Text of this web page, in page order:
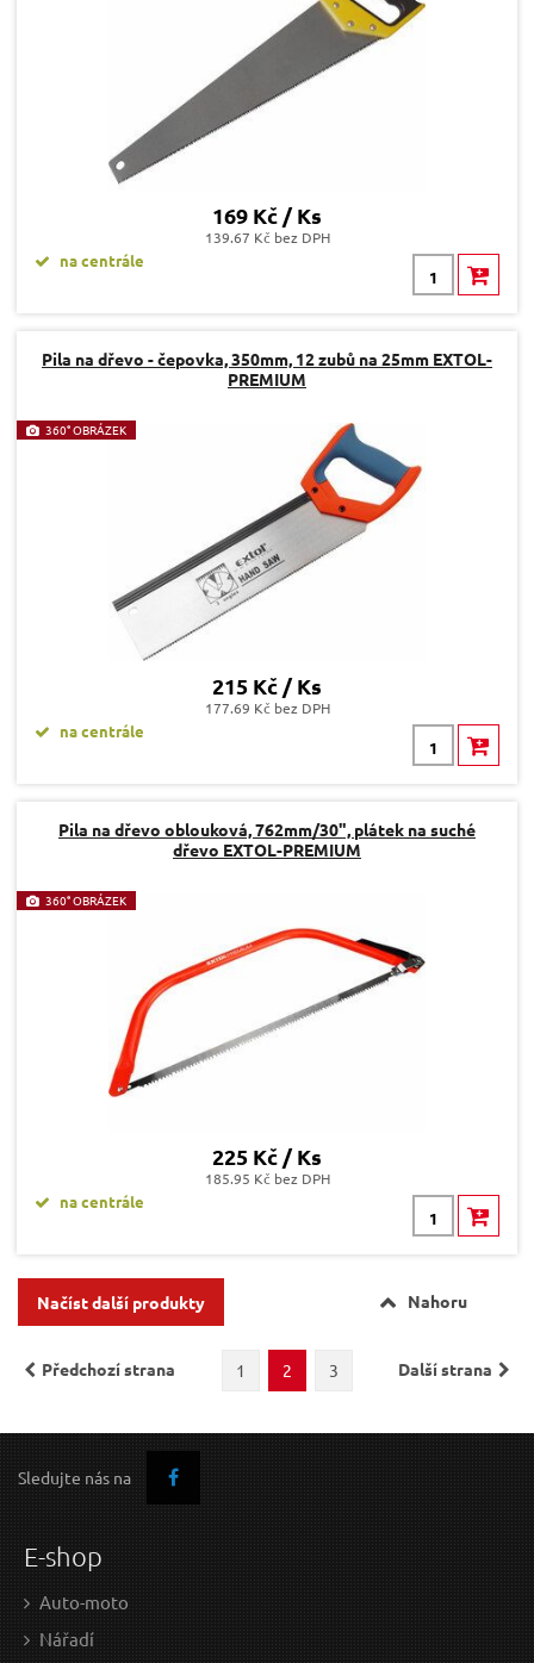
169 Kč / Ks
139.67 Kč bez DPH
na centrále
Pila na dřevo - čepovka, 350mm, 12 zubů na 25mm EXTOL-
PREMIUM
360° OBRÁZEK
215 Kč / Ks
177.69 Kč bez DPH
na centrále
Pila na dřevo oblouková, 762mm/30", plátek na suché
dřevo EXTOL-PREMIUM
360° OBRÁZEK
225 Kč / Ks
185.95 Kč bez DPH
na centrále
Načíst další produkty Nahoru
Předchozí strana Další strana
1 2 3
Sledujte nás na
E-shop
Auto-moto
Nářadí